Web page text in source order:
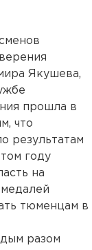
Якушева,
прошла в
что
результатам
году
на
тюменцам в
разом